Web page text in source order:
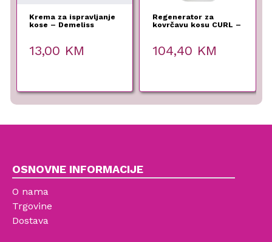
Krema za ispravljanje
kose – Demeliss
13,00 KM
Regenerator za
kovrčavu kosu CURL –
104,40 KM
OSNOVNE INFORMACIJE
O nama
Trgovine
Dostava